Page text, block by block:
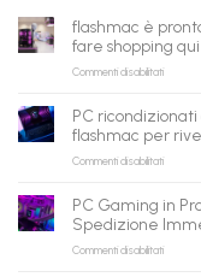
flashmac è
fare shopping qui
Commenti disabilitatisu
pronto
per
gli
il
tuo
PC ricondizionati
flashmac per
Commenti disabilitatisu
la
nuova
PC Gaming in
Spedizione
Commenti disabilitatisu